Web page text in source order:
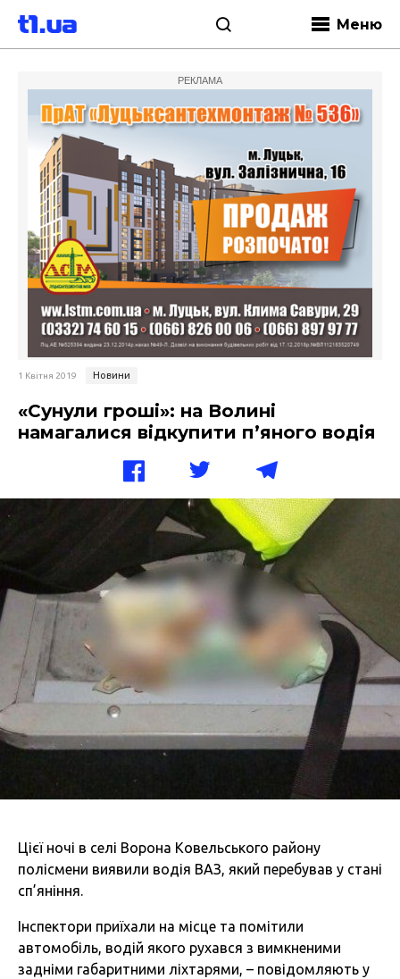
Меню
РЕКЛАМА
1 Квітня 2019 Новини
«Сунули гроші»: на Волині
намагалися відкупити п’яного водія
Цієї ночі в селі Ворона Ковельського району
полісмени виявили водія ВАЗ, який перебував у стані
сп’яніння.
Інспектори приїхали на місце та помітили
автомобіль, водій якого рухався з вимкненими
задніми габаритними ліхтарями, – повідомляють у